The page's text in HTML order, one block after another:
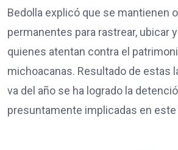
Bedolla explicó que se mantienen
permanentes para rastrear, ubicar
quienes atentan contra el
michoacanas. Resultado de estas
va del año se ha logrado la
presuntamente implicadas en